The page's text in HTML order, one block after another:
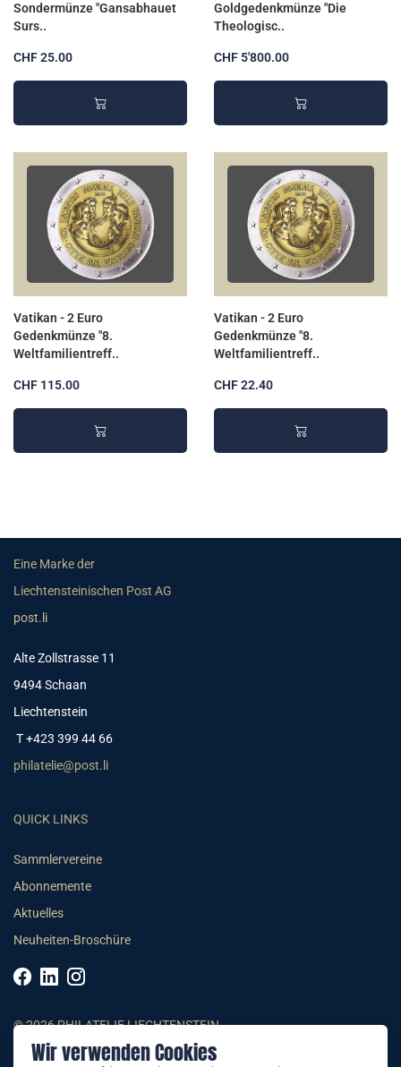
Wir verwenden Cookies
Sondermünze "Gansabhauet
Surs..
CHF 25.00
Goldgedenkmünze "Die
Theologisc..
CHF 5'800.00
Vatikan - 2 Euro
Gedenkmünze "8.
Weltfamilientreff..
CHF 115.00
Vatikan - 2 Euro
Gedenkmünze "8.
Weltfamilientreff..
CHF 22.40
Eine Marke der
Liechtensteinischen Post AG
post.li
Alte Zollstrasse 11
9494 Schaan
Liechtenstein
T +423 399 44 66
philatelie@post.li
QUICK LINKS
Sammlervereine
Abonnemente
Aktuelles
Neuheiten-Broschüre
© 2026 PHILATELIE LIECHTENSTEIN